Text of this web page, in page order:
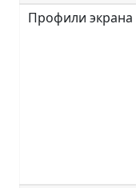
Профили экрана